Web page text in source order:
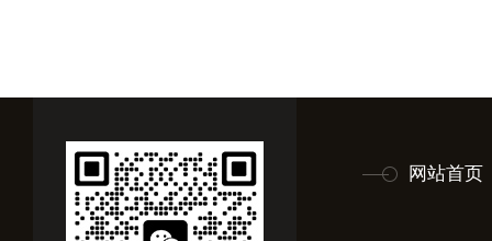
网站首页